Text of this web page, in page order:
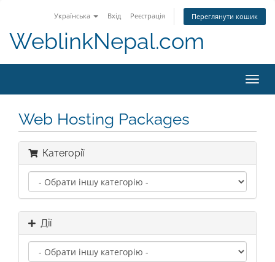
Українська Вхід Реєстрація Переглянути кошик
WeblinkNepal.com
Web Hosting Packages
Категорії
Дії